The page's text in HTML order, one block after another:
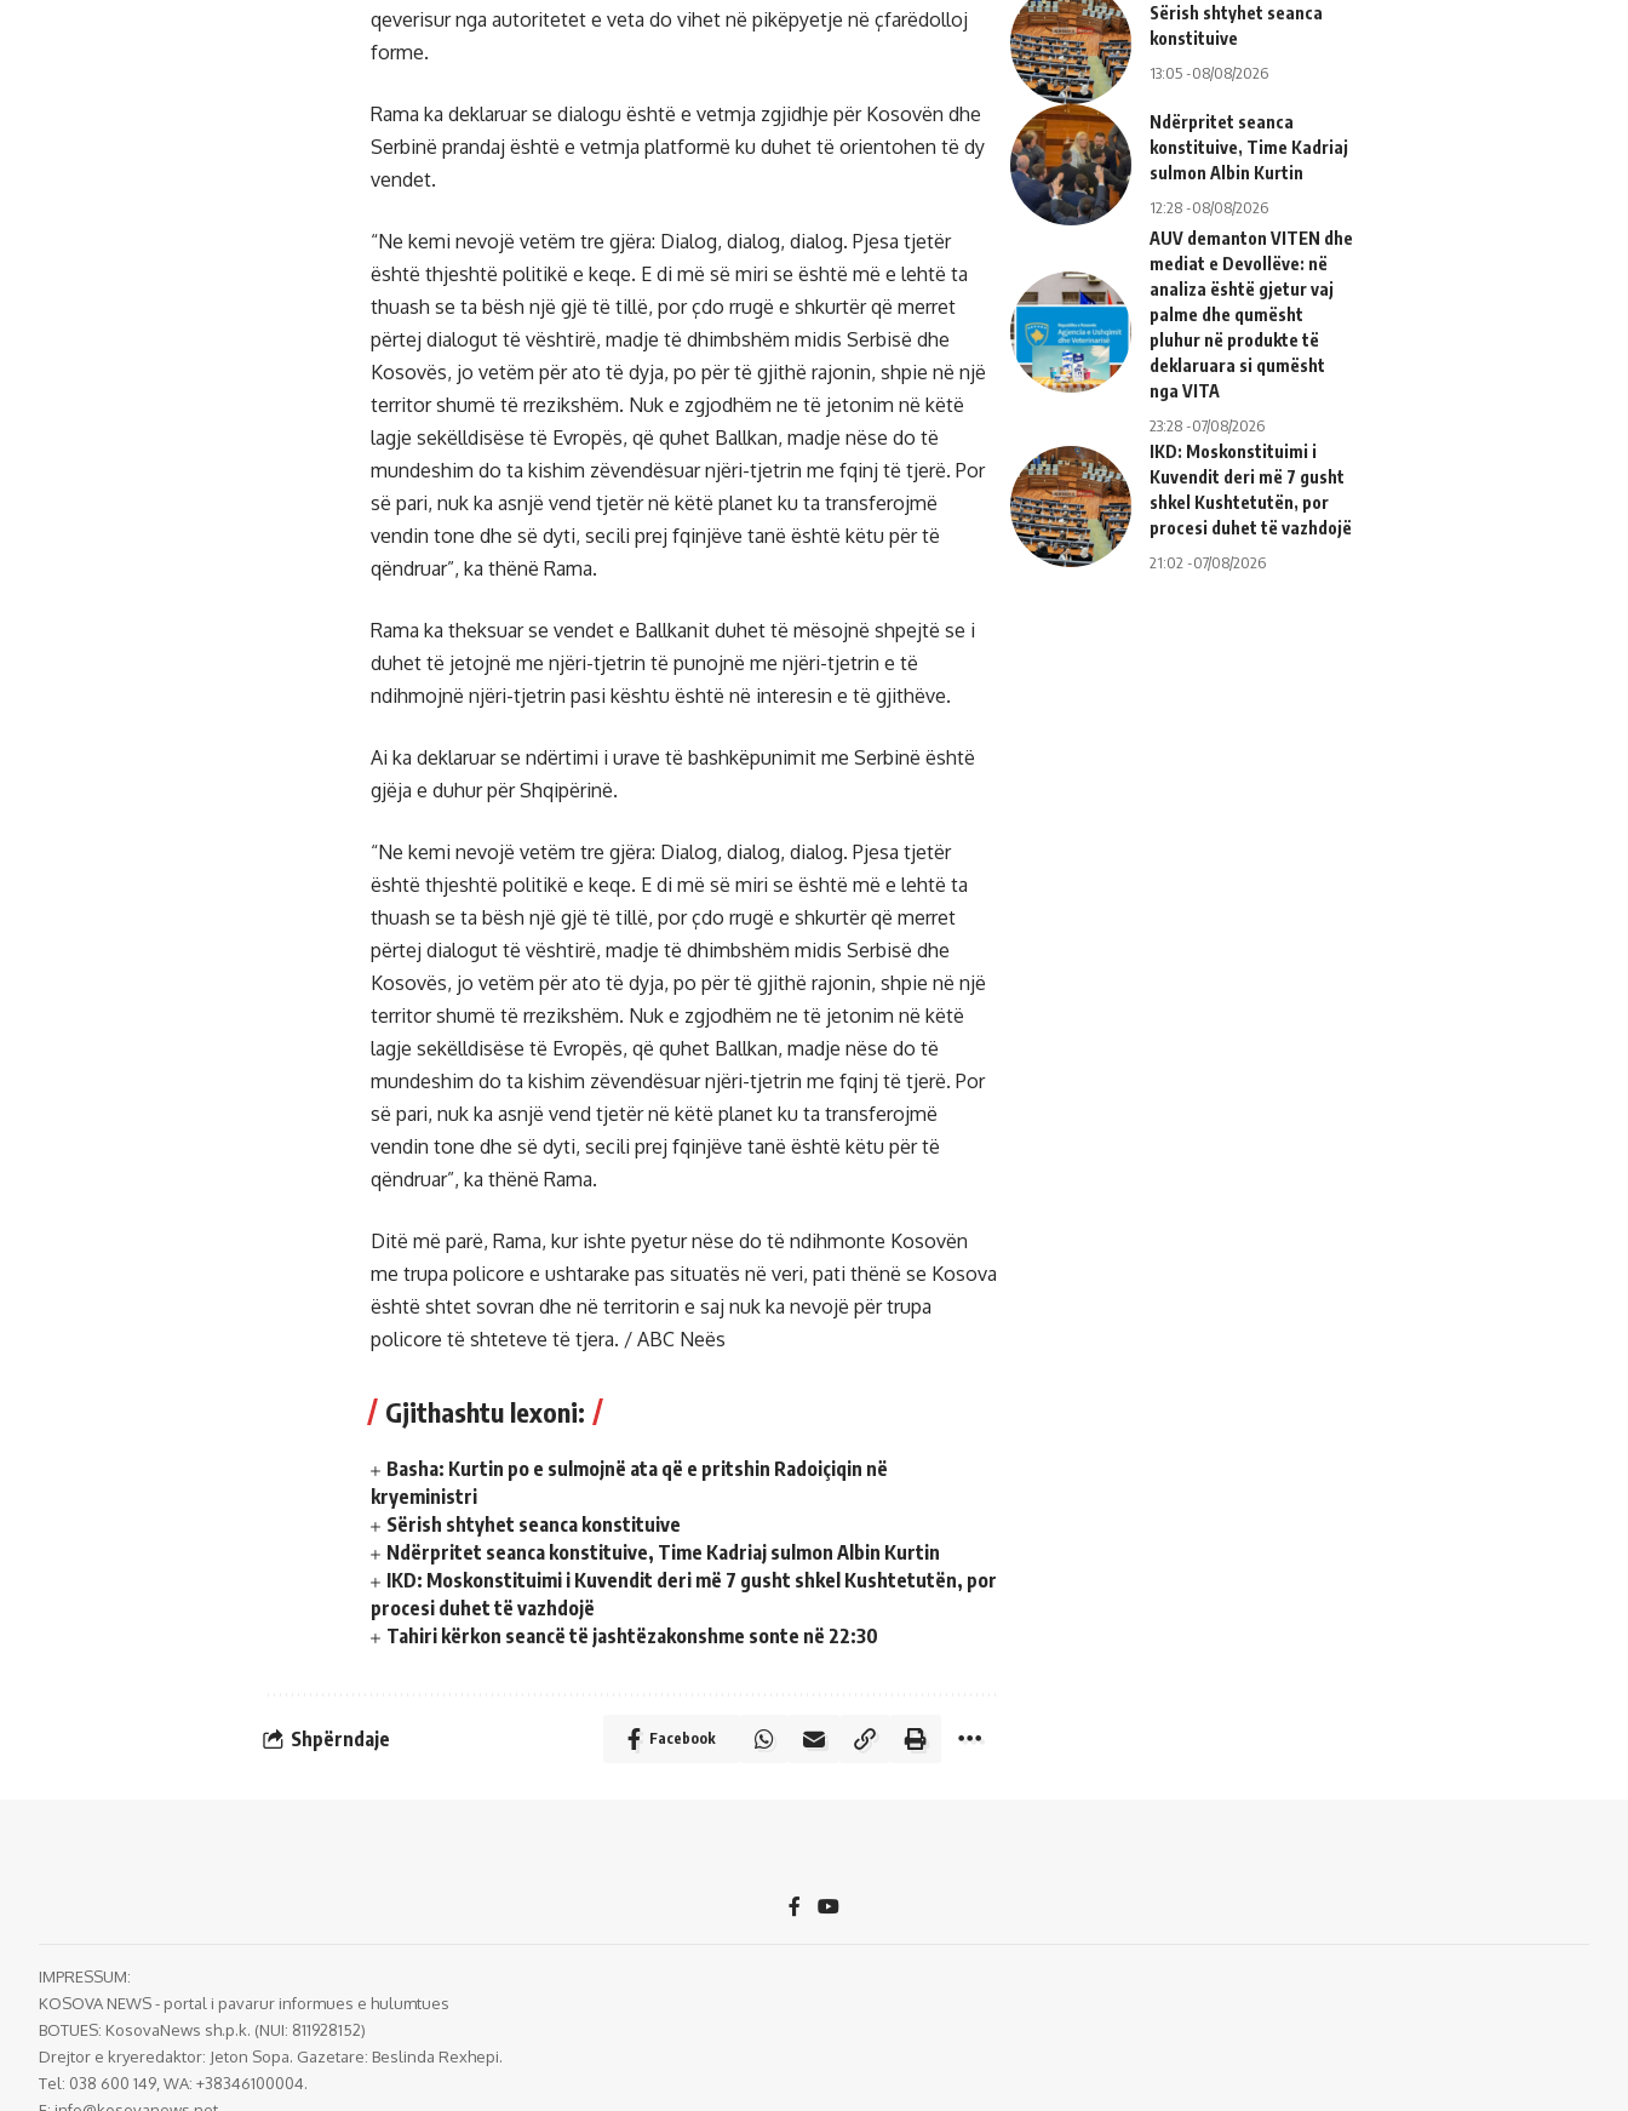
qeverisur nga autoritetet e veta do vihet në pikëpyetje në çfarëdolloj
forme.
Rama ka deklaruar se dialogu është e vetmja zgjidhje për Kosovën dhe
Serbinë prandaj është e vetmja platformë ku duhet të orientohen të dy
vendet.
“Ne kemi nevojë vetëm tre gjëra: Dialog, dialog, dialog. Pjesa tjetër
është thjeshtë politikë e keqe. E di më së miri se është më e lehtë ta
thuash se ta bësh një gjë të tillë, por çdo rrugë e shkurtër që merret
përtej dialogut të vështirë, madje të dhimbshëm midis Serbisë dhe
Kosovës, jo vetëm për ato të dyja, po për të gjithë rajonin, shpie në një
territor shumë të rrezikshëm. Nuk e zgjodhëm ne të jetonim në këtë
lagje sekëlldisëse të Evropës, që quhet Ballkan, madje nëse do të
mundeshim do ta kishim zëvendësuar njëri-tjetrin me fqinj të tjerë. Por
së pari, nuk ka asnjë vend tjetër në këtë planet ku ta transferojmë
vendin tone dhe së dyti, secili prej fqinjëve tanë është këtu për të
qëndruar”, ka thënë Rama.
Rama ka theksuar se vendet e Ballkanit duhet të mësojnë shpejtë se i
duhet të jetojnë me njëri-tjetrin të punojnë me njëri-tjetrin e të
ndihmojnë njëri-tjetrin pasi kështu është në interesin e të gjithëve.
Ai ka deklaruar se ndërtimi i urave të bashkëpunimit me Serbinë është
gjëja e duhur për Shqipërinë.
“Ne kemi nevojë vetëm tre gjëra: Dialog, dialog, dialog. Pjesa tjetër
është thjeshtë politikë e keqe. E di më së miri se është më e lehtë ta
thuash se ta bësh një gjë të tillë, por çdo rrugë e shkurtër që merret
përtej dialogut të vështirë, madje të dhimbshëm midis Serbisë dhe
Kosovës, jo vetëm për ato të dyja, po për të gjithë rajonin, shpie në një
territor shumë të rrezikshëm. Nuk e zgjodhëm ne të jetonim në këtë
lagje sekëlldisëse të Evropës, që quhet Ballkan, madje nëse do të
mundeshim do ta kishim zëvendësuar njëri-tjetrin me fqinj të tjerë. Por
së pari, nuk ka asnjë vend tjetër në këtë planet ku ta transferojmë
vendin tone dhe së dyti, secili prej fqinjëve tanë është këtu për të
qëndruar”, ka thënë Rama.
Ditë më parë, Rama, kur ishte pyetur nëse do të ndihmonte Kosovën
me trupa policore e ushtarake pas situatës në veri, pati thënë se Kosova
është shtet sovran dhe në territorin e saj nuk ka nevojë për trupa
policore të shteteve të tjera. / ABC Neës
Gjithashtu lexoni:
Basha: Kurtin po e sulmojnë ata që e pritshin Radoiçiqin në
kryeministri
Sërish shtyhet seanca konstituive
Ndërpritet seanca konstituive, Time Kadriaj sulmon Albin Kurtin
IKD: Moskonstituimi i Kuvendit deri më 7 gusht shkel Kushtetutën, por
procesi duhet të vazhdojë
Tahiri kërkon seancë të jashtëzakonshme sonte në 22:30
Shpërndaje Facebook
Sërish shtyhet seanca
konstituive
13:05 -08/08/2026
Ndërpritet seanca
konstituive, Time Kadriaj
sulmon Albin Kurtin
12:28 -08/08/2026
AUV demanton VITEN dhe
mediat e Devollëve: në
analiza është gjetur vaj
palme dhe qumësht
pluhur në produkte të
deklaruara si qumësht
nga VITA
23:28 -07/08/2026
IKD: Moskonstituimi i
Kuvendit deri më 7 gusht
shkel Kushtetutën, por
procesi duhet të vazhdojë
21:02 -07/08/2026
IMPRESSUM:
KOSOVA NEWS - portal i pavarur informues e hulumtues
BOTUES: KosovaNews sh.p.k. (NUI: 811928152)
Drejtor e kryeredaktor: Jeton Sopa. Gazetare: Beslinda Rexhepi.
Tel: 038 600 149, WA: +38346100004.